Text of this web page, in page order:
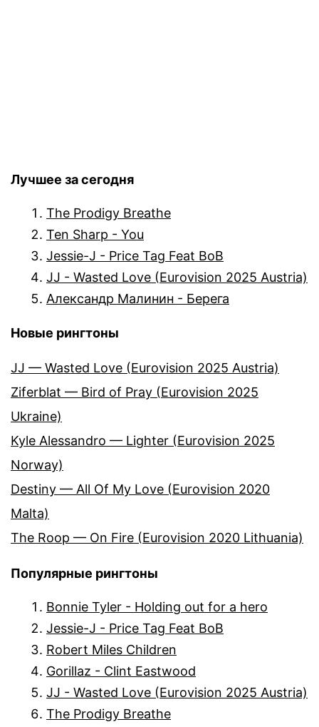
Лучшее за сегодня
The Prodigy Breathe
Ten Sharp - You
Jessie-J - Price Tag Feat BoB
JJ - Wasted Love (Eurovision 2025 Austria)
Александр Малинин - Берега
Новые рингтоны
JJ — Wasted Love (Eurovision 2025 Austria)
Ziferblat — Bird of Pray (Eurovision 2025
Ukraine)
Kyle Alessandro — Lighter (Eurovision 2025
Norway)
Destiny — All Of My Love (Eurovision 2020
Malta)
The Roop — On Fire (Eurovision 2020 Lithuania)
Популярные рингтоны
Bonnie Tyler - Holding out for a hero
Jessie-J - Price Tag Feat BoB
Robert Miles Children
Gorillaz - Clint Eastwood
JJ - Wasted Love (Eurovision 2025 Austria)
The Prodigy Breathe